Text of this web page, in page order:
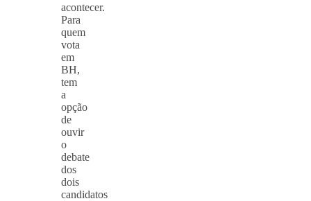
acontecer.
Para
quem
vota
em
BH,
tem
a
opção
de
ouvir
o
debate
dos
dois
candidatos